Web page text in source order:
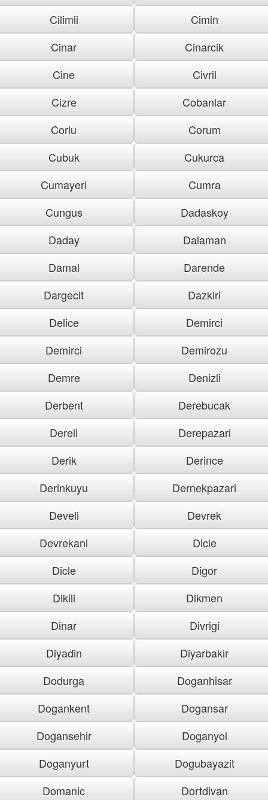
Cilimli
Cimin
Cinar
Cinarcik
Cine
Civril
Cizre
Cobanlar
Corlu
Corum
Cubuk
Cukurca
Cumayeri
Cumra
Cungus
Dadaskoy
Daday
Dalaman
Damal
Darende
Dargecit
Dazkiri
Delice
Demirci
Demirci
Demirozu
Demre
Denizli
Derbent
Derebucak
Dereli
Derepazari
Derik
Derince
Derinkuyu
Dernekpazari
Develi
Devrek
Devrekani
Dicle
Dicle
Digor
Dikili
Dikmen
Dinar
Divrigi
Diyadin
Diyarbakir
Dodurga
Doganhisar
Dogankent
Dogansar
Dogansehir
Doganyol
Doganyurt
Dogubayazit
Domanic
Dortdivan